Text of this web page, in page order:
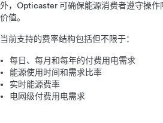
外，Opticaster 可确保能源消费者遵守操作
价值。
当前支持的费率结构包括但不限于：
每日、每月和每年的付费用电需求
能源使用时间和需求比率
实时能源费率
电网级付费用电需求